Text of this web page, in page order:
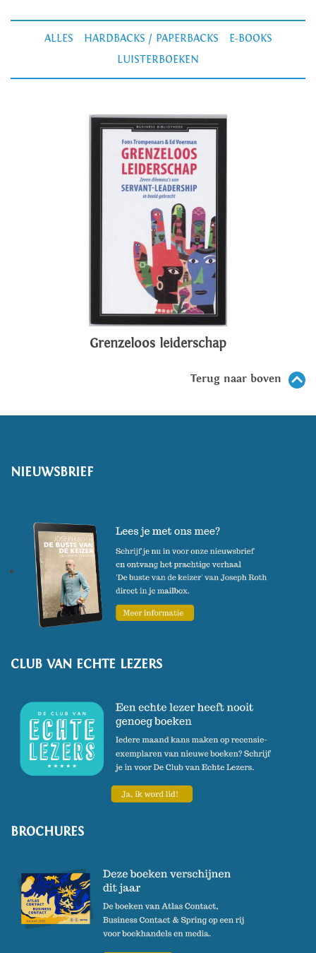
ALLES HARDBACKS / PAPERBACKS
E-BOOKS
LUISTERBOEKEN
Grenzeloos leiderschap
Terug naar boven
NIEUWSBRIEF
CLUB VAN ECHTE LEZERS
BROCHURES